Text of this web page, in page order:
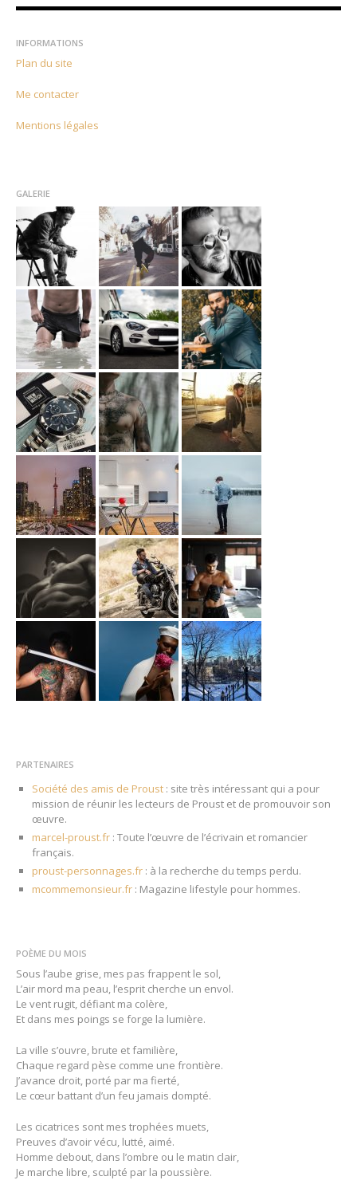
INFORMATIONS
Plan du site
Me contacter
Mentions légales
GALERIE
PARTENAIRES
Société des amis de Proust: site très intéressant qui a pour
mission de réunir les lecteurs de Proust et de promouvoir son
œuvre.
marcel-proust.fr: Toute l’œuvre de l’écrivain et romancier
français.
proust-personnages.fr: à la recherche du temps perdu.
mcommemonsieur.fr: Magazine lifestyle pour hommes.
POÈME DU MOIS
Sous l’aube grise, mes pas frappent le sol,
L’air mord ma peau, l’esprit cherche un envol.
Le vent rugit, défiant ma colère,
Et dans mes poings se forge la lumière.
La ville s’ouvre, brute et familière,
Chaque regard pèse comme une frontière.
J’avance droit, porté par ma fierté,
Le cœur battant d’un feu jamais dompté.
Les cicatrices sont mes trophées muets,
Preuves d’avoir vécu, lutté, aimé.
Homme debout, dans l’ombre ou le matin clair,
Je marche libre, sculpté par la poussière.